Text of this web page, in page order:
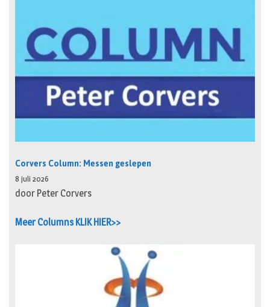
Corvers Column: Messen geslepen
8 juli 2026
door Peter Corvers
Meer Columns KLIK HIER>>